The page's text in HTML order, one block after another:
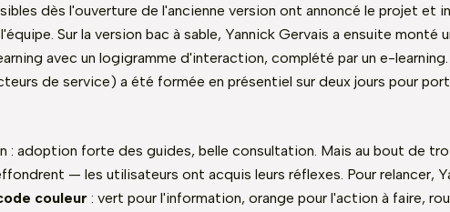
dès l'ouverture de l'ancienne version ont annoncé le projet et
Sur la version bac à sable, Yannick Gervais a ensuite monté
avec un logigramme d'interaction, complété par un e-
de service) a été formée en présentiel sur deux jours pour
: adoption forte des guides, belle consultation. Mais au bout de
— les utilisateurs ont acquis leurs réflexes. Pour relancer,
couleur : vert pour l'information, orange pour l'action à faire,